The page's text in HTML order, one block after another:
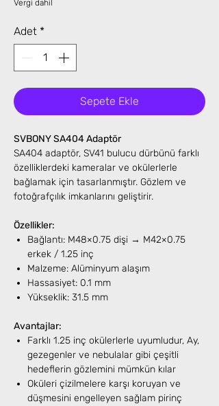
Vergi dahil
Adet *
Sepete Ekle
SVBONY SA404 Adaptör
SA404 adaptör, SV41 bulucu dürbünü farklı
özelliklerdeki kameralar ve okülerlerle
bağlamak için tasarlanmıştır. Gözlem ve
fotoğrafçılık imkanlarını geliştirir.
Özellikler:
Bağlantı: M48×0.75 dişi → M42×0.75
erkek / 1.25 inç
Malzeme: Alüminyum alaşım
Hassasiyet: 0.1 mm
Yükseklik: 31.5 mm
Avantajlar:
Farklı 1.25 inç okülerlerle uyumludur, Ay,
gezegenler ve nebulalar gibi çeşitli
hedeflerin gözlemini mümkün kılar
Oküleri çizilmelere karşı koruyan ve
düşmesini engelleyen sağlam pirinç